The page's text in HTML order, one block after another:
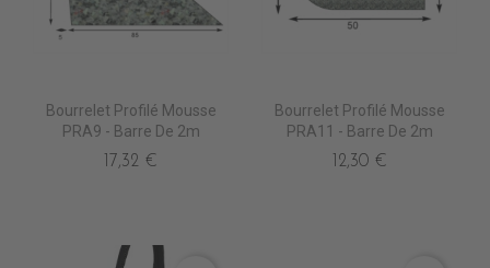
Bourrelet Profilé Mousse
PRA9 - Barre De 2m
17,32 €
Bourrelet Profilé Mousse
PRA11 - Barre De 2m
12,30 €